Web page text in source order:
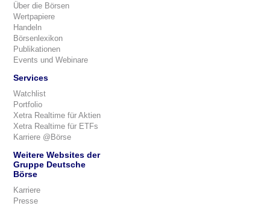
Über die Börsen
Wertpapiere
Handeln
Börsenlexikon
Publikationen
Events und Webinare
Services
Watchlist
Portfolio
Xetra Realtime für Aktien
Xetra Realtime für ETFs
Karriere @Börse
Weitere Websites der
Gruppe Deutsche
Börse
Karriere
Presse